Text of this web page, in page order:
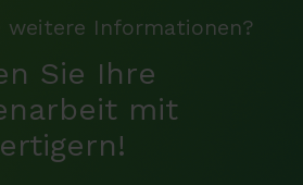
weitere Informationen?
Sie Ihre
mit